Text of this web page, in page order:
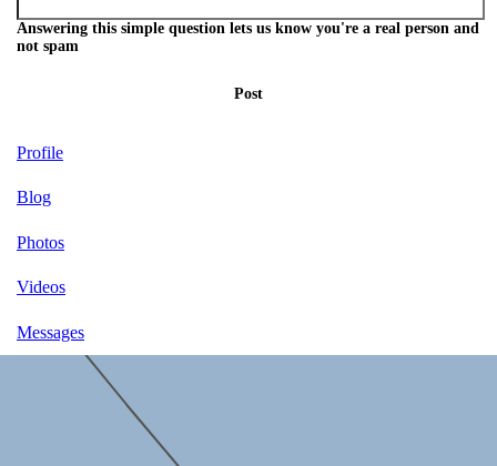
Answering this simple question lets us know you're a real person and
not spam
Post
Profile
Blog
Photos
Videos
Messages